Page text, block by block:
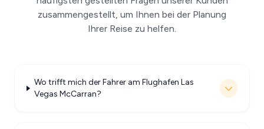
zusammengestellt, um Ihnen bei der Planung
Ihrer Reise zu helfen.
Wo trifft mich der Fahrer am Flughafen Las
Vegas McCarran?